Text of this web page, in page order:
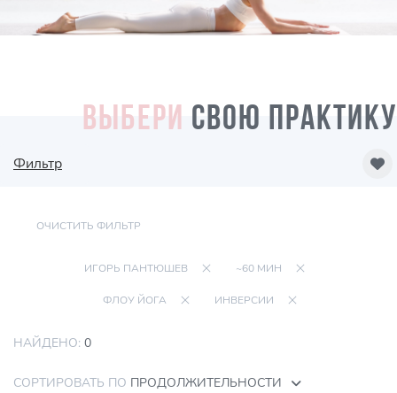
ВЫБЕРИ СВОЮ ПРАКТИКУ
Фильтр
ОЧИСТИТЬ ФИЛЬТР
ИГОРЬ ПАНТЮШЕВ ~60 МИН
ФЛОУ ЙОГА ИНВЕРСИИ
НАЙДЕНО: 0
СОРТИРОВАТЬ ПО ПРОДОЛЖИТЕЛЬНОСТИ